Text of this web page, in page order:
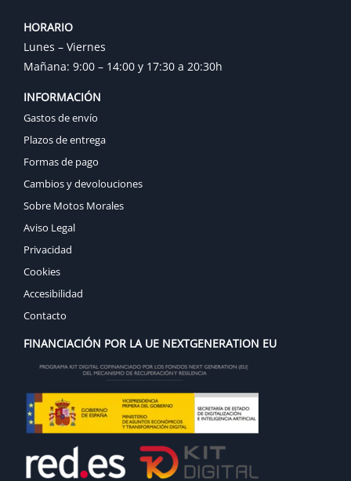
HORARIO
Lunes – Viernes
Mañana: 9:00 – 14:00 y 17:30 a 20:30h
INFORMACIÓN
Gastos de envío
Plazos de entrega
Formas de pago
Cambios y devolouciones
Sobre Motos Morales
Aviso Legal
Privacidad
Cookies
Accesibilidad
Contacto
FINANCIACIÓN POR LA UE NEXTGENERATION EU